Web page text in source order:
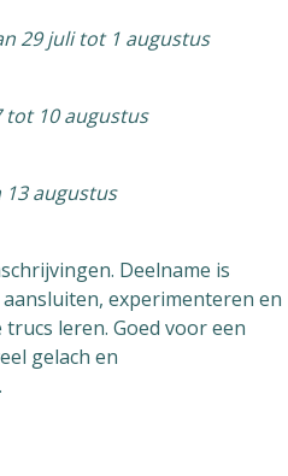
29 juli tot 1 augustus
tot 10 augustus
13 augustus
Deelname is
experimenteren en
leren. Goed voor een
gelach en